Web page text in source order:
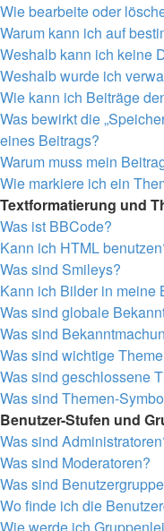
Wie bearbeite oder
Warum kann ich auf
Weshalb kann ich keine
Weshalb wurde ich
Wie kann ich Beiträge
Was bewirkt die
eines Beitrags?
Warum muss mein
Wie markiere ich ein
Textformatierung und
Was ist BBCode?
Kann ich HTML
Was sind Smileys?
Kann ich Bilder in meine
Was sind globale
Was sind
Was sind wichtige
Was sind geschlossene
Was sind Themen-
Benutzer-Stufen und
Was sind
Was sind Moderatoren?
Was sind
Wo finde ich die